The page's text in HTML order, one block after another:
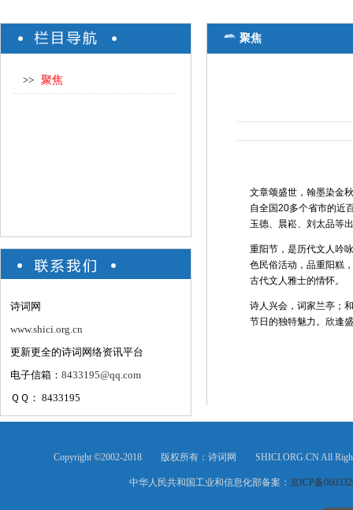
>> 聚焦
诗词网
www.shici.org.cn
更新更全的诗词网络资讯平台
电子信箱： 8433195@qq.com
ＱＱ： 8433195
聚焦
文章颂盛世，翰墨染金
自全国20多个省市的近
玉德、晨崧、刘太品等
重阳节，是历代文人吟
色民俗活动，品重阳糕
古代文人雅士的情怀。
诗人兴会，词家兰亭；
节日的独特魅力。欣逢
Copyright ©2002-2018 版权所有：诗词网 SHICI.ORG.CN All
中华人民共和国工业和信息化部备案： 京ICP备